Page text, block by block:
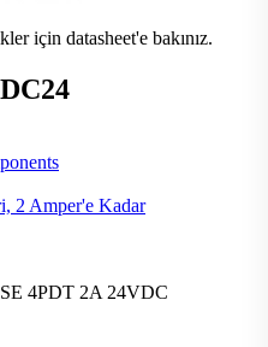
için datasheet'e bakınız.
2 Amper'e Kadar
4PDT 2A 24VDC